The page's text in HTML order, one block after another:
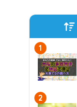
1
2